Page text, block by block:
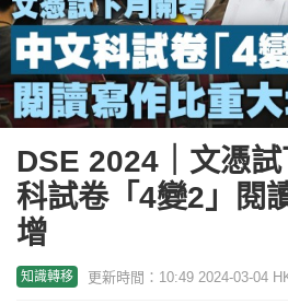
DSE 2024｜文憑
科試卷「4變2」閱
增
知識轉移 更新時間：10:49 2024-03-04